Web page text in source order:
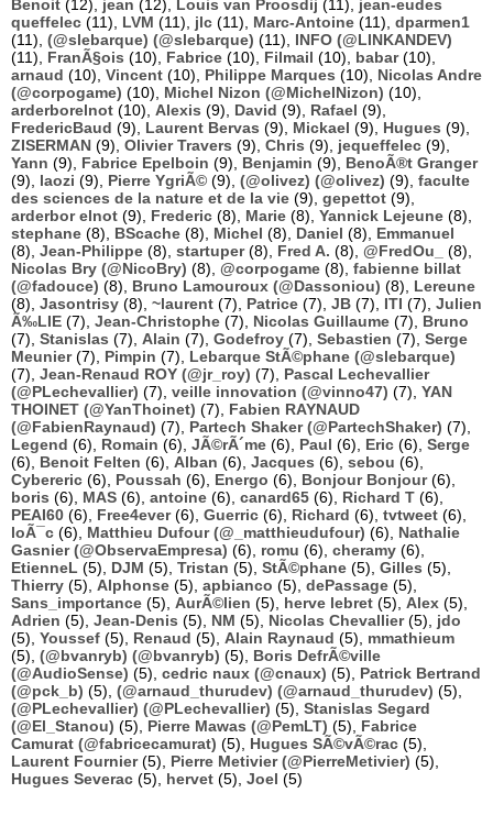
Benoit (12), jean (12), Louis van Proosdij (11), jean-eudes
queffelec (11), LVM (11), jlc (11), Marc-Antoine (11), dparmen1
(11), (@slebarque) (@slebarque) (11), INFO (@LINKANDEV)
(11), FranÃ§ois (10), Fabrice (10), Filmail (10), babar(10),
arnaud (10), Vincent (10), Philippe Marques (10), Nicolas Andre
(@corpogame) (10), Michel Nizon (@MichelNizon) (10),
arderborelnot (10), Alexis (9), David (9), Rafael (9),
FredericBaud (9), Laurent Bervas (9), Mickael (9), Hugues (9),
ZISERMAN (9), Olivier Travers (9), Chris (9), jequeffelec (9),
Yann (9), Fabrice Epelboin (9), Benjamin (9), BenoÃ®t Granger
(9), laozi (9), Pierre YgriÃ© (9), (@olivez) (@olivez) (9), faculte
des sciences de la nature et de la vie (9), gepettot (9),
arderbor elnot (9), Frederic (8), Marie (8), Yannick Lejeune (8),
stephane (8), BScache (8), Michel (8), Daniel (8), Emmanuel
(8), Jean-Philippe (8), startuper(8), Fred A. (8), @FredOu_
(8),
Nicolas Bry (@NicoBry) (8), @corpogame (8), fabienne billat
(@fadouce) (8), Bruno Lamouroux (@Dassoniou) (8), Lereune
(8), Jasontrisy (8), ~laurent (7), Patrice (7), JB (7), ITI (7), Julien
Ã‰LIE (7), Jean-Christophe (7), Nicolas Guillaume (7), Bruno
(7), Stanislas (7), Alain (7), Godefroy (7), Sebastien (7), Serge
Meunier(7), Pimpin (7), Lebarque StÃ©phane (@slebarque)
(7), Jean-Renaud ROY (@jr_roy) (7), Pascal Lechevallier
(@PLechevallier) (7), veille innovation (@vinno47) (7), YAN
THOINET (@YanThoinet) (7), Fabien RAYNAUD
(@FabienRaynaud) (7), Partech Shaker (@PartechShaker) (7),
Legend (6), Romain (6), JÃ©rÃ´me (6), Paul (6), Eric (6), Serge
(6), Benoit Felten (6), Alban (6), Jacques (6), sebou (6),
Cybereric (6), Poussah (6), Energo (6), Bonjour Bonjour(6),
boris (6), MAS (6), antoine (6), canard65 (6), Richard T (6),
PEAI60 (6), Free4ever(6), Guerric (6), Richard (6), tvtweet (6),
loÃ¯c (6), Matthieu Dufour (@_matthieudufour) (6), Nathalie
Gasnier (@ObservaEmpresa) (6), romu (6), cheramy (6),
EtienneL (5), DJM (5), Tristan (5), StÃ©phane (5), Gilles (5),
Thierry (5), Alphonse (5), apbianco (5), dePassage (5),
Sans_importance (5), AurÃ©lien (5), herve lebret (5), Alex (5),
Adrien (5), Jean-Denis (5), NM (5), Nicolas Chevallier(5), jdo
(5), Youssef (5), Renaud (5), Alain Raynaud (5), mmathieum
(5), (@bvanryb) (@bvanryb) (5), Boris DefrÃ©ville
(@AudioSense) (5), cedric naux (@cnaux) (5), Patrick Bertrand
(@pck_b) (5), (@arnaud_thurudev) (@arnaud_thurudev) (5),
(@PLechevallier) (@PLechevallier) (5), Stanislas Segard
(@El_Stanou) (5), Pierre Mawas (@PemLT) (5), Fabrice
Camurat (@fabricecamurat) (5), Hugues SÃ©vÃ©rac (5),
Laurent Fournier(5), Pierre Metivier (@PierreMetivier) (5),
Hugues Severac (5), hervet (5), Joel (5)